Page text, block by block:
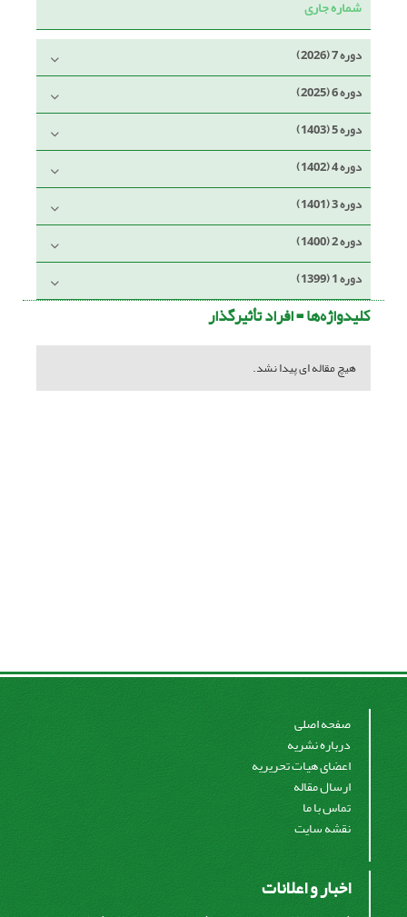
شماره جاری
دوره 7 (2026)
دوره 6 (2025)
دوره 5 (1403)
دوره 4 (1402)
دوره 3 (1401)
دوره 2 (1400)
دوره 1 (1399)
کلیدواژه‌ها =افراد تأثیرگذار
هیچ مقاله ای پیدا نشد.
صفحه اصلی
درباره نشریه
اعضای هیات تحریریه
ارسال مقاله
تماس با ما
نقشه سایت
اخبار و اعلانات